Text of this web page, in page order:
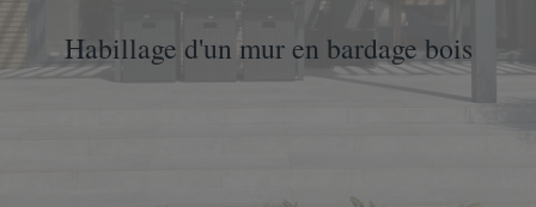
Habillage d'un mur en bardage bois